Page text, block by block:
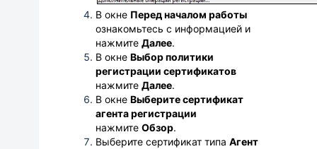
В окне Перед началом работы
ознакомьтесь с информацией и
нажмите Далее.
В окне Выбор политики
регистрации сертификатов
нажмите Далее.
В окне Выберите сертификат
агента регистрации
нажмите Обзор.
Выберите сертификат типа Агент